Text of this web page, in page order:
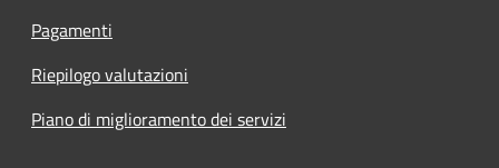
Pagamenti
Riepilogo valutazioni
Piano di miglioramento dei servizi